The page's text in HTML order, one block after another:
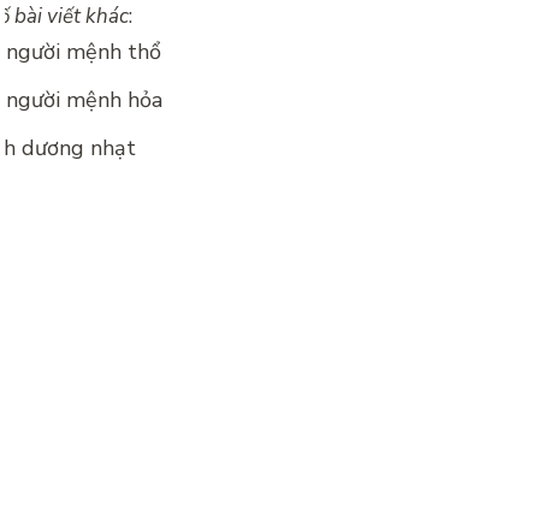
bài viết khác:
người mệnh thổ
mệnh hỏa
dương nhạt